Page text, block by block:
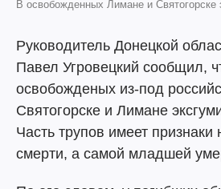
В освобожденных Лимане и Святогорске
Руководитель Донецкой
Павел Угровецкий сообщил,
освобожденых из-под
Святогорске и Лимане
Часть трупов имеет признаки
смерти, а самой младшей